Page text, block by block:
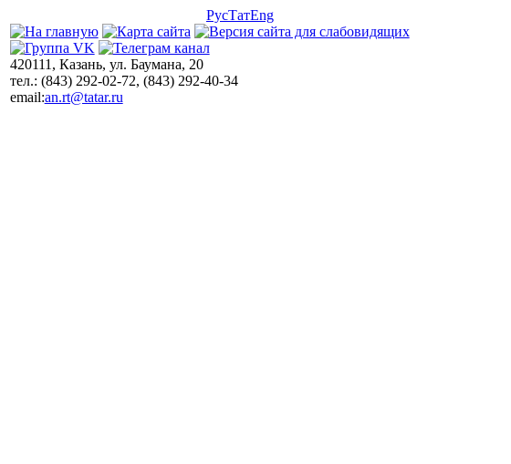
РусТатEng
420111, Казань, ул. Баумана, 20
тел.: (843) 292-02-72, (843) 292-40-34
email:an.rt@tatar.ru